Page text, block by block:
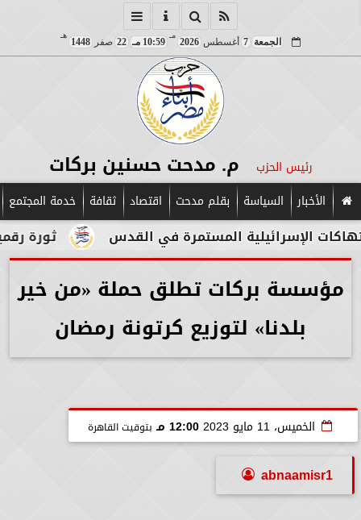
الجمعة 7 أغسطس 2026
مـ
10:59 مـ 22 صفر 1448
هـ
رئيس الحزب م. مدحت حسنين بركات
الأخبار السياسة بقلم مدحت اقتصاد ثقافة خدمة المجتمع
ثورة رقمية الإسرائيلية المستمرة في القدس
مؤسسة بركات تطلق حملة «من خير
بلدنا» لتوزيع كرتونة رمضان
الخميس، 11 مايو 2023 12:00 مـ بتوقيت القاهرة
abnaamisr1